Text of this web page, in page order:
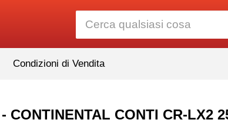
Condizioni di Vendita
CONTI CR-LX2